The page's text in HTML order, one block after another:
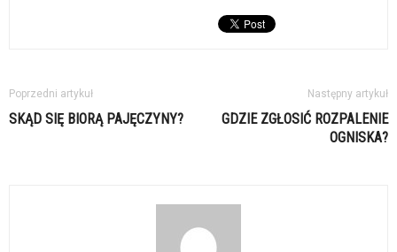
Poprzedni artykuł
SKĄD SIĘ BIORĄ PAJĘCZYNY?
Następny artykuł
GDZIE ZGŁOSIĆ ROZPALENIE
OGNISKA?